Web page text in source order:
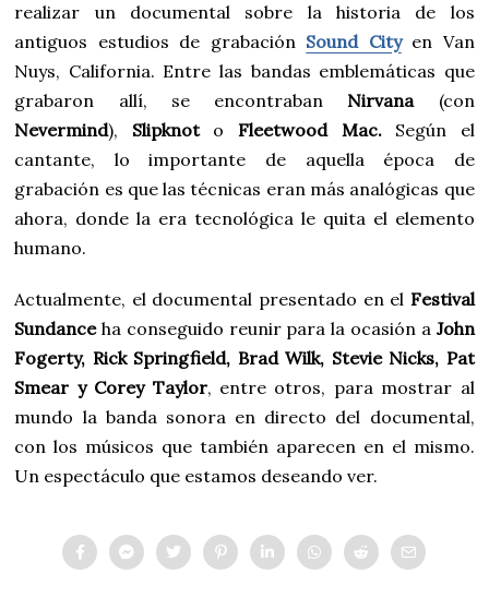
realizar un documental sobre la historia de los
antiguos estudios de grabación Sound Cityen Van
Nuys, California. Entre las bandas emblemáticas que
grabaron allí, se encontraban Nirvana (con
Nevermind), SlipknotoFleetwood Mac.Según el
cantante, lo importante de aquella época de
grabación es que las técnicas eran más analógicas que
ahora, donde la era tecnológica le quita el elemento
humano.
Actualmente, el documental presentado en el Festival
Sundanceha conseguido reunir para la ocasión a John
Fogerty, Rick Springfield, Brad Wilk, Stevie Nicks, Pat
Smear y Corey Taylor, entre otros, para mostrar al
mundo la banda sonora en directo del documental,
con los músicos que también aparecen en el mismo.
Un espectáculo que estamos deseando ver.